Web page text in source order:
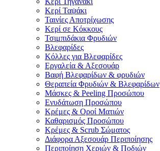
Κερί Ταψάκι
Ταινίες Αποτρίχωσης
Κερί σε Κόκκους
Τσιμπιδάκια Φρυδιών
Βλεφαρίδες
Κόλλες για Βλεφαρίδες
Εργαλεία & Αξεσουάρ
Βαφή Βλεφαρίδων & φρυδιών
Θεραπεία Φρυδιών & Βλεφαρίδων
Μάσκες & Peeling Προσώπου
Ενυδάτωση Προσώπου
Κρέμες & Οροί Ματιών
Καθαρισμός Προσώπου
Κρέμες & Scrub Σώματος
Διάφορα Αξεσουάρ Περιποίησης
Περιποίηση Χεριών & Ποδιών